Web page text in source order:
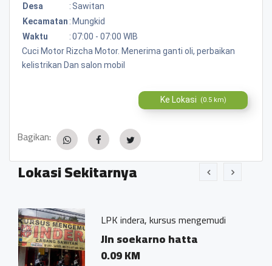
Desa
: Sawitan
Kecamatan : Mungkid
Waktu
:07:00 - 07:00 WIB
Cuci Motor Rizcha Motor. Menerima ganti oli, perbaikan
kelistrikan Dan salon mobil
Ke Lokasi (0.5 km)
Bagikan:
Lokasi Sekitarnya
LPK indera, kursus mengemudi
Jln soekarno hatta
0.09 KM